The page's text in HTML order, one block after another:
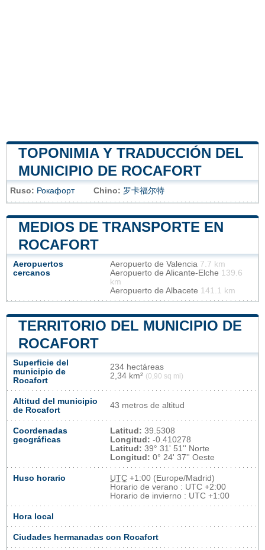
TOPONIMIA Y TRADUCCIÓN DEL
MUNICIPIO DE ROCAFORT
Ruso: Рокафорт Chino: 罗卡福尔特
MEDIOS DE TRANSPORTE EN
ROCAFORT
Aeropuertos
cercanos
Aeropuerto de Valencia 7.7 km
Aeropuerto de Alicante-Elche 139.6
km
Aeropuerto de Albacete 141.1 km
TERRITORIO DEL MUNICIPIO DE
ROCAFORT
Superficie del
municipio de
Rocafort
234 hectáreas
2,34 km² (0,90 sq mi)
Altitud del municipio
de Rocafort
43 metros de altitud
Coordenadas
geográficas
Latitud: 39.5308
Longitud: -0.410278
Latitud: 39° 31' 51'' Norte
Longitud: 0° 24' 37'' Oeste
Huso horario UTC +1:00 (Europe/Madrid)
Horario de verano : UTC +2:00
Horario de invierno : UTC +1:00
Hora local
Ciudades hermanadas con Rocafort